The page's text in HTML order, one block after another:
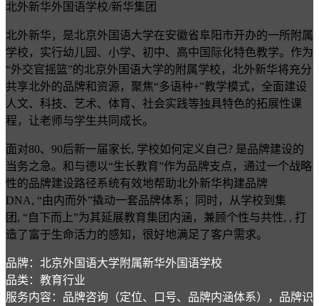
北外新华外国语学校/新华集团
北外新华，是北京外国语大学在安徽省阜阳市开办的一所附属
学校，实行幼儿园、小学、初中、高中国际化特色教学。作为
“外交官摇篮”的北京外国语大学的附属学校，北外新华将充分
共享北外的品牌和资源，聚焦“多语种+”教学模式，全面建设
人文、科技、艺术、体育、社会实践等独具特色的拓展性课
程，让老师与学生共同成长。
面对80、90后新一届家长, 学校如何定义自己? 是品牌建设的
当务之急。和与德以“生长教育”作为品牌支点，通过一个战略
性的品牌建设路径系统有效地帮助北外新华构建品牌
DNA, “由内而外”撬动一套品牌体系；同时，从学校到集
团, “自下而上”为其延展教育集团内涵，兼顾个性与共性, , 打
造了富于生命活力的感知，很好地满足了客户需求。
品牌：北京外国语大学附属新华外国语学校
品类：教育行业
服务内容：品牌咨询（定位、口号、品牌内涵体系），品牌识